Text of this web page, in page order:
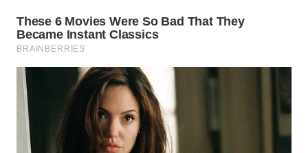
WN
CIREBON
INDRAMAYU
WN
KUNINGAN